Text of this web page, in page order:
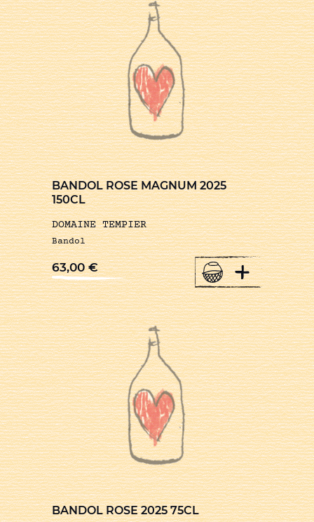
BANDOL ROSE MAGNUM 2025
150CL
DOMAINE TEMPIER
Bandol
63,00€ +
BANDOL ROSE 2025 75CL